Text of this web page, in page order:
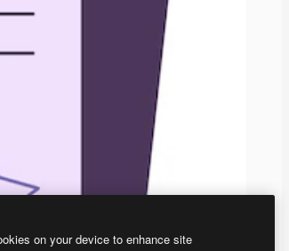
on your device to enhance site